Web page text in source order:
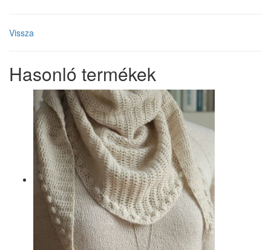
Vissza
Hasonló termékek